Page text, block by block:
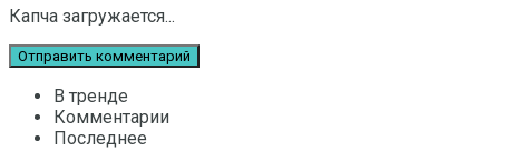
Капча загружается...
В тренде
Комментарии
Последнее